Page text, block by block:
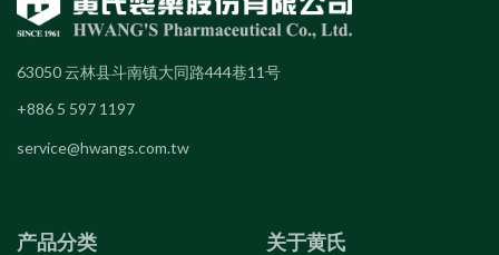
63050 云林县斗南镇大同路444巷11号
+886 5 597 1197
service@hwangs.com.tw
产品分类 关于黄氏